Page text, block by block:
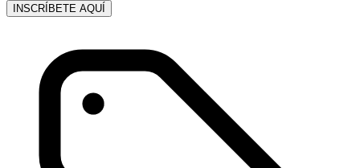
INSCRÍBETE AQUÍ